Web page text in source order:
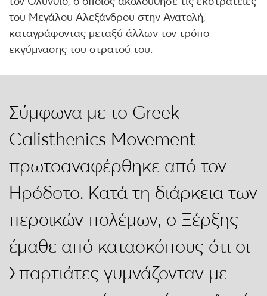
του Μεγάλου Αλεξάνδρου στην Ανατολή,
καταγράφοντας μεταξύ άλλων τον τρόπο
εκγύμνασης του στρατού του.
Σύμφωνα με το Greek
Calisthenics Movement
πρωτοαναφέρθηκε από τον
Ηρόδοτο. Κατά τη διάρκεια των
περσικών πολέμων, ο Ξέρξης
έμαθε από κατασκόπους ότι οι
Σπαρτιάτες γυμνάζονταν με